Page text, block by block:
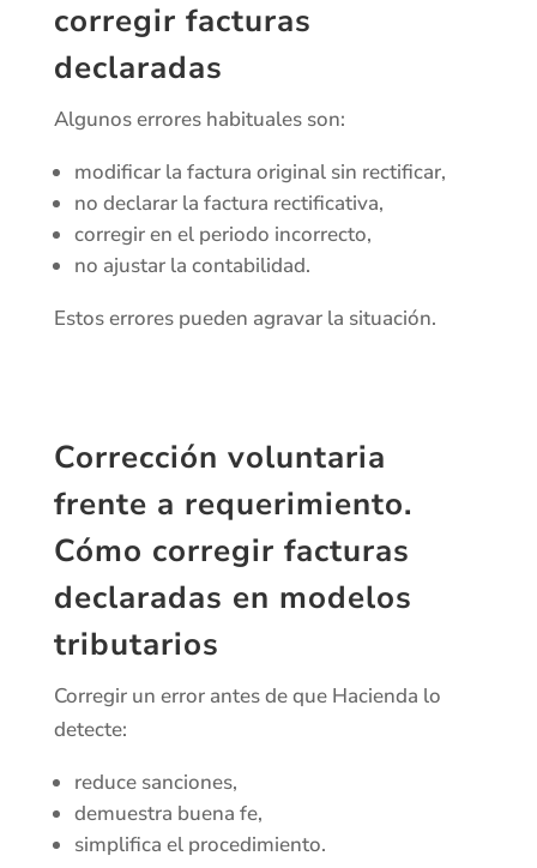
corregir facturas
declaradas
Algunos errores habituales son:
modificar la factura original sin rectificar,
no declarar la factura rectificativa,
corregir en el periodo incorrecto,
no ajustar la contabilidad.
Estos errores pueden agravar la situación.
Corrección voluntaria
frente a requerimiento.
Cómo corregir facturas
declaradas en modelos
tributarios
Corregir un error antes de que Hacienda lo
detecte:
reduce sanciones,
demuestra buena fe,
simplifica el procedimiento.